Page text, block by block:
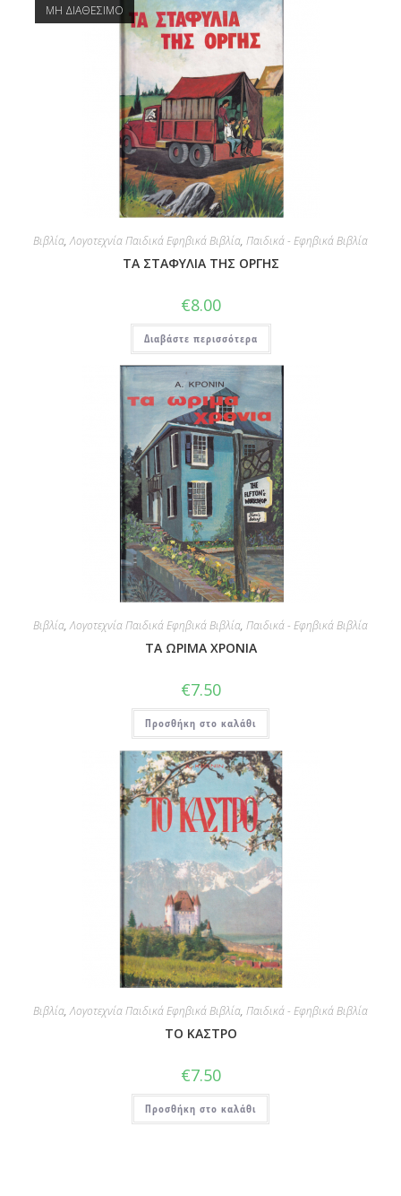
ΜΗ ΔΙΑΘΕΣΙΜΟ
Βιβλία,Λογοτεχνία Παιδικά Εφηβικά Βιβλία, Παιδικά - Εφηβικά Βιβλία
ΤΑ ΣΤΑΦΥΛΙΑ ΤΗΣ ΟΡΓΗΣ
€8.00
Διαβάστε περισσότερα
Βιβλία,Λογοτεχνία Παιδικά Εφηβικά Βιβλία, Παιδικά - Εφηβικά Βιβλία
ΤΑ ΩΡΙΜΑ ΧΡΟΝΙΑ
€7.50
Προσθήκη στο καλάθι
Βιβλία,Λογοτεχνία Παιδικά Εφηβικά Βιβλία, Παιδικά - Εφηβικά Βιβλία
ΤΟ ΚΑΣΤΡΟ
€7.50
Προσθήκη στο καλάθι